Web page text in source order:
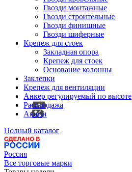
Гвозди монтажные
Гвозди строительные
Гвозди финишные
Гвозди шиферные
Крепеж для стоек
Закладная опора
Крепеж для стоек
Основание колонны
Заклепки
Крепеж для вентиляции
Анкер регулируемый по высоте
Распродажа
Акции
Полный каталог
Россия
Все торговые марки